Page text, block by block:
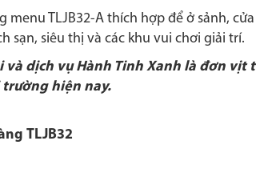
menu TLJB32-A thích hợp để ở sảnh,
sạn, siêu thị và các khu vui chơi giải trí.
và dịch vụ Hành Tinh Xanh là đơn
hiện nay.
TLJB32